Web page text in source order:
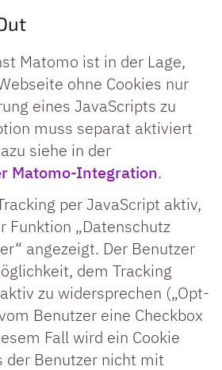
Matomo ist in der Lage,
ohne Cookies nur
eines JavaScripts zu
muss separat aktiviert
siehe in der
Matomo-Integration.
per JavaScript aktiv,
Funktion „Datenschutz
angezeigt. Der Benutzer
dem Tracking
zu widersprechen („Opt-
Benutzer eine Checkbox
Fall wird ein Cookie
der Benutzer nicht mit